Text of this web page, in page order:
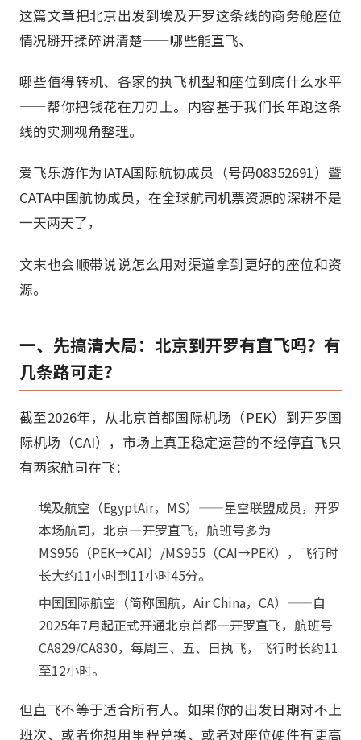
这篇文章把北京出发到埃及开罗这条线的商务舱座位
情况掰开揉碎讲清楚——哪些能直飞、
哪些值得转机、各家的执飞机型和座位到底什么水平
——帮你把钱花在刀刃上。内容基于我们长年跑这条
线的实测视角整理。
爱飞乐游作为IATA国际航协成员（号码08352691）暨
CATA中国航协成员，在全球航司机票资源的深耕不是
一天两天了，
文末也会顺带说说怎么用对渠道拿到更好的座位和资
源。
一、先搞清大局：北京到开罗有直飞吗？有
几条路可走？
截至2026年，从北京首都国际机场（PEK）到开罗国
际机场（CAI），市场上真正稳定运营的不经停直飞只
有两家航司在飞：
埃及航空（EgyptAir，MS）——星空联盟成员，开罗
本场航司，北京—开罗直飞，航班号多为
MS956（PEK→CAI）/MS955（CAI→PEK），飞行时
长大约11小时到11小时45分。
中国国际航空（简称国航，Air China，CA）——自
2025年7月起正式开通北京首都—开罗直飞，航班号
CA829/CA830，每周三、五、日执飞，飞行时长约11
至12小时。
但直飞不等于适合所有人。如果你的出发日期对不上
班次、或者你想用里程兑换、或者对座位硬件有更高